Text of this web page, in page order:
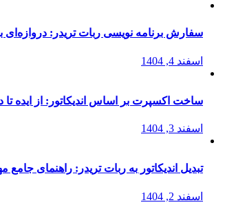
سفارش برنامه نویسی ربات تریدر:
اسفند 4, 1404
ساخت اکسپرت بر اساس اندیکاتور: از ایده تا
اسفند 3, 1404
تبدیل اندیکاتور به ربات تریدر: راهنمای
اسفند 2, 1404